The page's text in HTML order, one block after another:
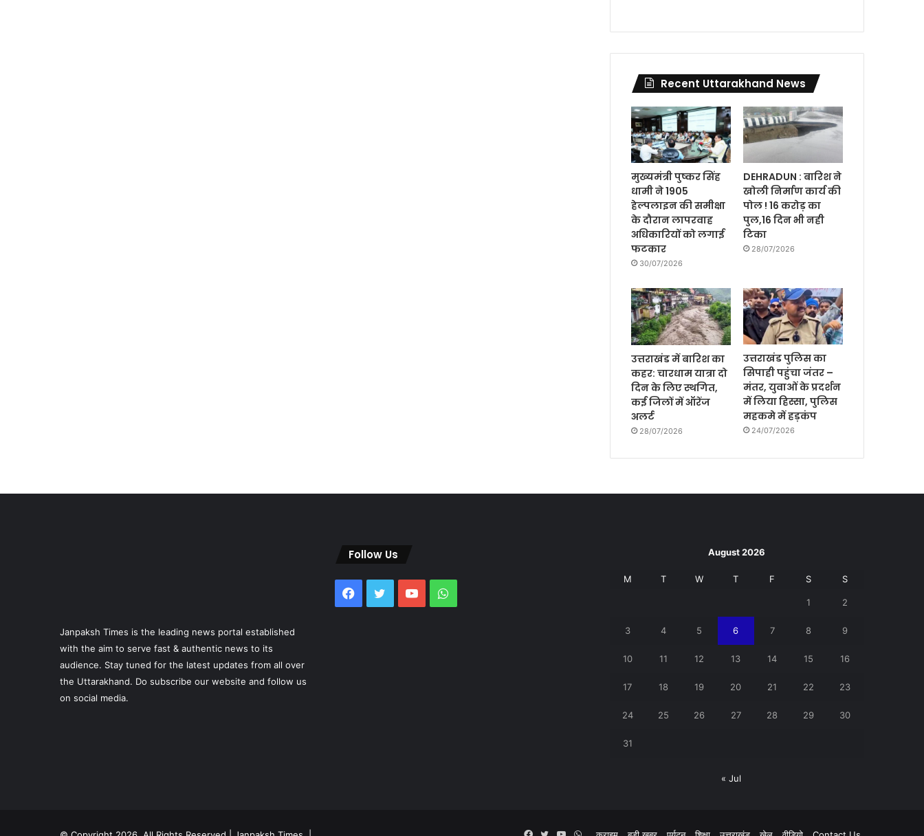
Recent Uttarakhand News
मुख्यमंत्री पुष्कर सिंह
धामी ने 1905
हेल्पलाइन की समीक्षा
के दौरान लापरवाह
अधिकारियों को लगाई
फटकार
30/07/2026
DEHRADUN : बारिश ने
खोली निर्माण कार्य की
पोल ! 16 करोड़ का
पुल,16 दिन भी नही
टिका
28/07/2026
उत्तराखंड में बारिश का
कहर: चारधाम यात्रा दो
दिन के लिए स्थगित,
कई जिलों में ऑरेंज
अलर्ट
28/07/2026
उत्तराखंड पुलिस का
सिपाही पहुंचा जंतर –
मंतर, युवाओं के प्रदर्शन
में लिया हिस्सा, पुलिस
महकमे में हड़कंप
24/07/2026
Janpaksh Times is the leading news portal established
with the aim to serve fast & authentic news to its
audience. Stay tuned for the latest updates from all over
the Uttarakhand. Do subscribe our website and follow us
on social media.
Follow Us
Facebook
TwitterYouTube
August 2026
M T W T F S S
1 2
3 4 5 6 7 8 9
10 11 12 13 14 15 16
17 18 19 20 21 22 23
24 25 26 27 28 29 30
31
« Jul